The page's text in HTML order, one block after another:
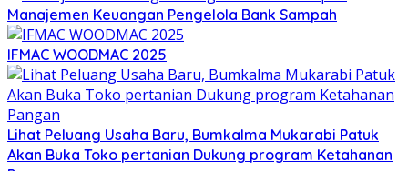
Manajemen Keuangan Pengelola Bank Sampah
IFMAC WOODMAC 2025
Lihat Peluang Usaha Baru, Bumkalma Mukarabi Patuk
Akan Buka Toko pertanian Dukung program Ketahanan